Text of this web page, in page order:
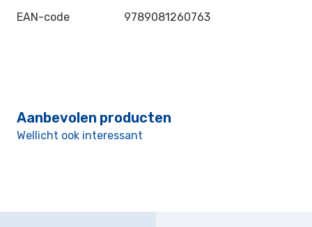
EAN-code 9789081260763
Aanbevolen producten
Wellicht ook interessant